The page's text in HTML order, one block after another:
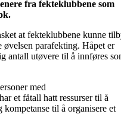
fra fekteklubbene som
at fekteklubbene kunne
parafekting. Håpet er
antall utøvere til å innføres
med
et fåtall hatt ressurser til å
til å organisere et